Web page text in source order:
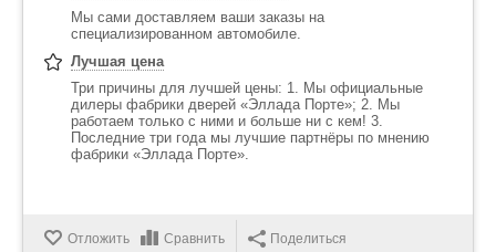
Мы сами доставляем ваши заказы на
специализированном автомобиле.
Лучшая цена
Три причины для лучшей цены: 1. Мы официальные
дилеры фабрики дверей «Эллада Порте»; 2. Мы
работаем только с ними и больше ни с кем! 3.
Последние три года мы лучшие партнёры по мнению
фабрики «Эллада Порте».
Отложить Сравнить Поделиться